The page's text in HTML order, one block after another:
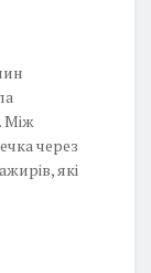
Між
через
які